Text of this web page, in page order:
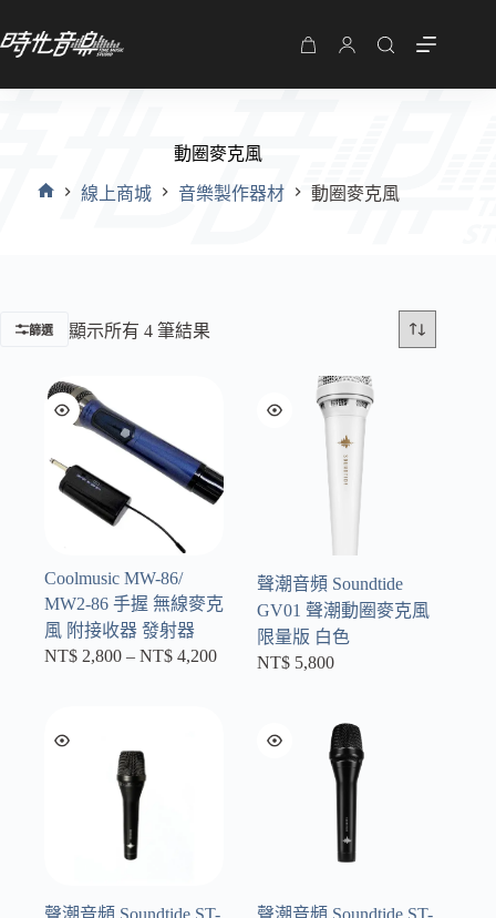
購
物
動圈麥克風
線上商城 音樂製作器材 動圈麥克風
篩選 顯示所有 4 筆結果
Coolmusic MW-86/
MW2-86 手握 無線麥克
風 附接收器 發射器
NT$ 2,800 – NT$ 4,200價
聲潮音頻 Soundtide
GV01 聲潮動圈麥克風
限量版 白色
NT$ 5,800